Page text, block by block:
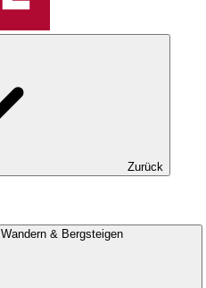
Zurück
Wandern & Bergsteigen